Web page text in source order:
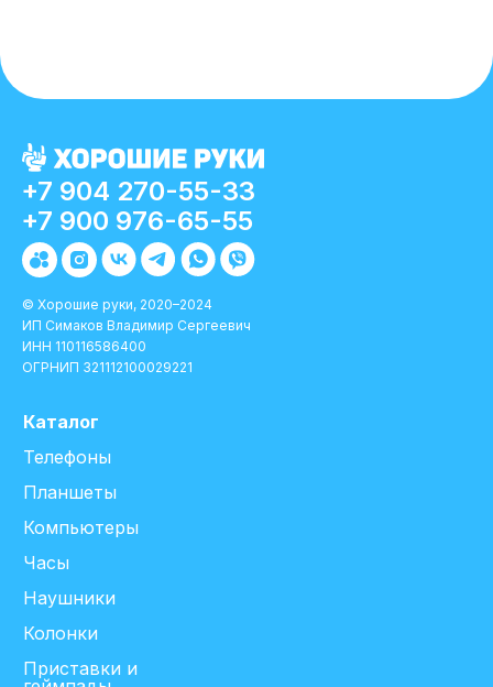
Каталог
Телефоны
Планшеты
Компьютеры
Часы
Наушники
Колонки
Приставки и
+7 904 270-55-33
© Хорошие руки, 2020–2024
ИП Симаков Владимир Сергеевич
ИНН 110116586400
ОГРНИП 321112100029221
+7 900 976-65-55